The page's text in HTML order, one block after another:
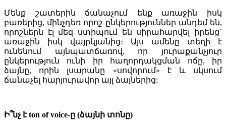
Մենք շատերին ճանաչում ենք առաջին իսկ
բառերից, մինչդեռ որոշ ընկերություններ անդեմ են,
որոշներն էլ մեզ ստիպում են սիրահարվել իրենց`
առաջին իսկ վայրկյանից։ Այս ամենը տեղի է
ունենում այն​​պատճառով, որ յուրաքանչյուր
ընկերություն ունի իր հաղորդակցման ոճը, իր
ձայնը, որին լսարանը «սովորում» է և սկսում
ճանաչել հարյուրավոր այլ ձայներից:
Ի՞նչ է ton of voice-ը (ձայնի տոնը)